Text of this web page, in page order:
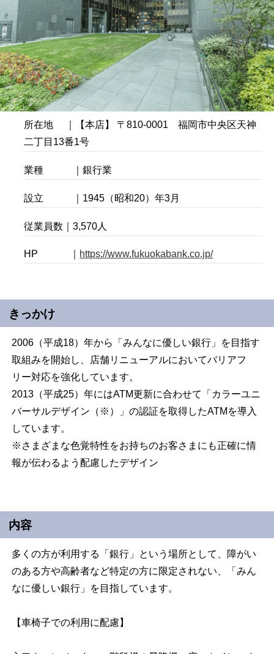
所在地 ｜【本店】 〒810-0001 福岡市中央区天神
二丁目13番1号
業種 ｜銀行業
設立 ｜1945（昭和20）年3月
従業員数｜3,570人
HP ｜ https://www.fukuokabank.co.jp/
きっかけ
2006（平成18）年から「みんなに優しい銀行」を目指す
取組みを開始し、店舗リニューアルにおいてバリアフ
リー対応を強化しています。
2013（平成25）年にはATM更新に合わせて「カラーユニ
バーサルデザイン（※）」の認証を取得したATMを導入
しています。
※さまざまな色覚特性をお持ちのお客さまにも正確に情
報が伝わるよう配慮したデザイン
内容
多くの方が利用する「銀行」という場所として、障がい
のある方や高齢者など特定の方に限定されない、「みん
なに優しい銀行」を目指しています。
【車椅子での利用に配慮】